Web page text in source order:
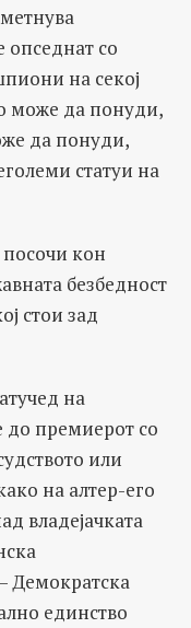
со
на секој
може да понуди,
да понуди,
статуи на
посочи кон
безбедност
стои зад
на
до премиерот со
или
на алтер-его
владејачката
Демократска
единство